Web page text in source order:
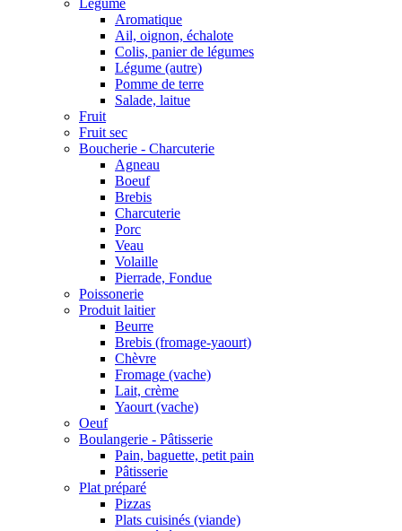
Légume
Aromatique
Ail, oignon, échalote
Colis, panier de légumes
Légume (autre)
Pomme de terre
Salade, laitue
Fruit
Fruit sec
Boucherie - Charcuterie
Agneau
Boeuf
Brebis
Charcuterie
Porc
Veau
Volaille
Pierrade, Fondue
Poissonerie
Produit laitier
Beurre
Brebis (fromage-yaourt)
Chèvre
Fromage (vache)
Lait, crème
Yaourt (vache)
Oeuf
Boulangerie - Pâtisserie
Pain, baguette, petit pain
Pâtisserie
Plat préparé
Pizzas
Plats cuisinés (viande)